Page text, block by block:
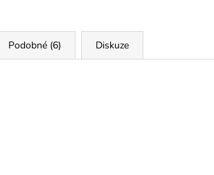
Podobné (6) Diskuze